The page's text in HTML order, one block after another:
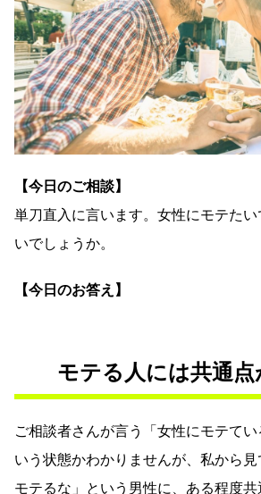
【今日のご相談】
単刀直入に言います。女性にモテた
いでしょうか。
【今日のお答え】
モテる人には共通点
ご相談者さんが言う「女性にモテて
いう状態かわかりませんが、私から
モテるな」という男性に、ある程度